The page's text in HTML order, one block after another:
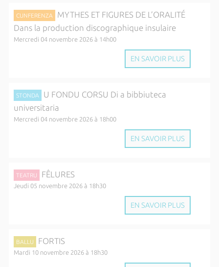
CUNFERENZA
MYTHES ET FIGURES DE L’ORALITÉ
Dans la production discographique insulaire
Mercredi 04 novembre 2026 à 14h00
EN SAVOIR PLUS
STONDA
U FONDU CORSU Di a bibbiuteca
universitaria
Mercredi 04 novembre 2026 à 18h00
EN SAVOIR PLUS
TEATRU FÊLURES
Jeudi 05 novembre 2026 à 18h30
EN SAVOIR PLUS
BALLU FORTIS
Mardi 10 novembre 2026 à 18h30